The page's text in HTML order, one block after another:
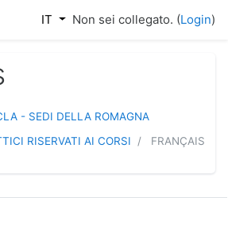
IT Non sei collegato. (Login)
- SEDI DELLA ROMAGNA
RISERVATI AI CORSI
FRANÇAIS